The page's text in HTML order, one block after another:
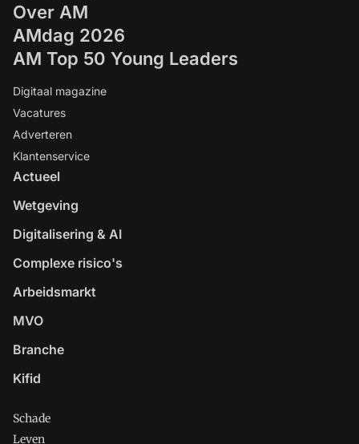
Over AM
AMdag 2026
AM Top 50 Young Leaders
Digitaal magazine
Vacatures
Adverteren
Klantenservice
Actueel
Wetgeving
Digitalisering & AI
Complexe risico's
Arbeidsmarkt
MVO
Branche
Kifid
Schade
Leven